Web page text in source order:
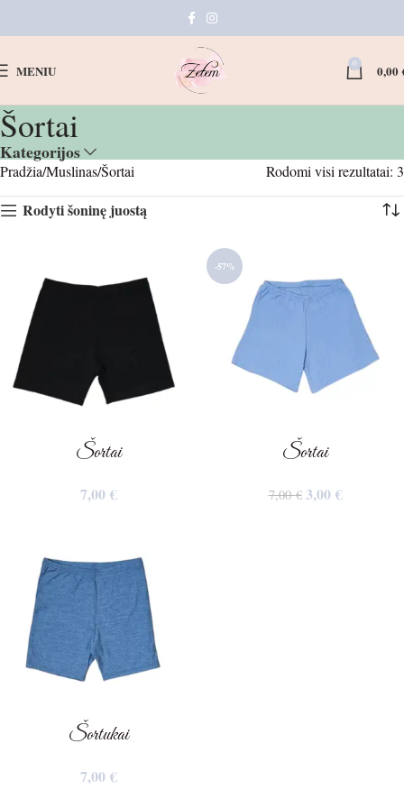
MENIU 0 0,00
Šortai
Kategorijos
Pradžia MuslinasŠortai Rodomi visi rezultatai: 3
Rodyti šoninę juostą
Šortai
7,00 €
-57%
Šortai
7,00€ 3,00 €
Šortukai
7,00 €